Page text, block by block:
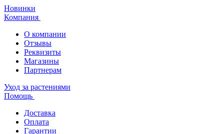
Новинки
Компания
О компании
Отзывы
Реквизиты
Магазины
Партнерам
Уход за растениями
Помощь
Доставка
Оплата
Гарантии